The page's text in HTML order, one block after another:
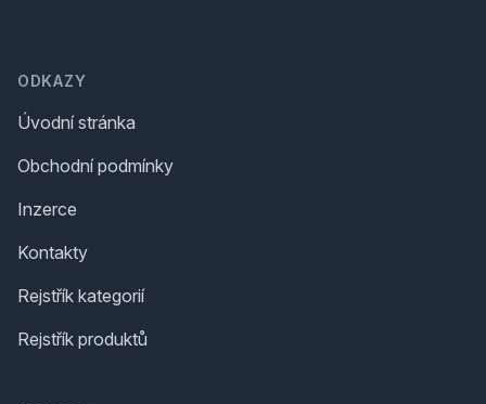
ODKAZY
Úvodní stránka
Obchodní podmínky
Inzerce
Kontakty
Rejstřík kategorií
Rejstřík produktů